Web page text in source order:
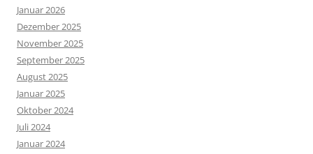
Januar 2026
Dezember 2025
November 2025
September 2025
August 2025
Januar 2025
Oktober 2024
Juli 2024
Januar 2024